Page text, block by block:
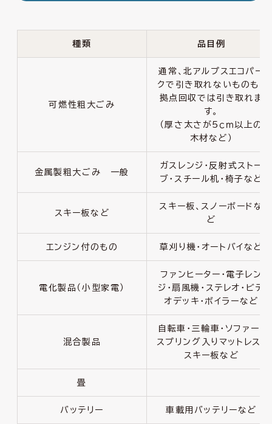
種類 品目例
可燃性粗大ごみ
通常、北アルプスエコパー
クで引き取れないものも、
拠点回収では引き取れま
す。
（厚さ太さが5ｃｍ以上の
木材など）
金属製粗大ごみ 一般
ガスレンジ・反射式ストー
ブ・スチール机・椅子など
スキー板など
スキー板、スノーボードな
ど
エンジン付のもの 草刈り機・オートバイなど
電化製品（小型家電）
ファンヒーター・電子レン
ジ・扇風機・ステレオ・ビデ
オデッキ・ボイラーなど
混合製品
自転車・三輪車・ソファー・
スプリング入りマットレス・
スキー板など
畳
バッテリー 車載用バッテリーなど